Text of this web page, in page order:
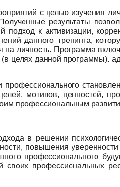
с целью изучения
результаты
подход к активизации,
данного тренинга,
личность. Программа
целях данной программы),
профессионального
мотивов, ценностей,
профессиональным
в решении
повышения
профессионального
профессиональных